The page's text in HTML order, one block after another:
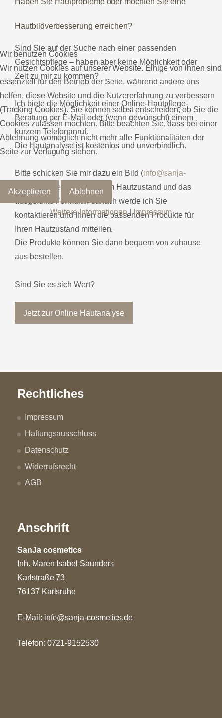
Hautbildverbesserung erreichen?
Sind Sie auf der Suche nach einer passenden
Gesichtspflege – haben aber keine Möglichkeit oder
Zeit zu mir zu kommen?
Ich biete die Möglichkeit einer Online-Hautpflege-
Beratung per E-Mail oder (wenn gewünscht) einem
kurzem Telefonanruf.
Die Hautanalyse ist kostenlos und unverbindlich.
Bitte schicken Sie mir dazu ein Bild (info@sanja-
cosmetics.de ) des aktuellem Hautzustand und das
ausgefüllte Formular, danach werde ich Sie
kontaktieren und Ihnen die passenden Produkte für
Ihren Hautzustand mitteilen.
Die Produkte können Sie dann bequem von zuhause
aus bestellen.
Sind Sie es sich Wert?
Jetzt zur Online Hautanalyse
Rechtliches
Impressum
Haftungsausschluss
Datenschutz
Widerrufsrecht
AGB
Anschrift
SanJa cosmetics
Inh. Maren Isabel Saunders
Karlstraße 73
76137 Karlsruhe
E-Mail: info@sanja-cosmetics.de
Telefon: 0721-9152530
Wir benutzen Cookies
Wir nutzen Cookies auf unserer Website. Einige von ihnen sind
essenziell für den Betrieb der Seite, während andere uns
helfen, diese Website und die Nutzererfahrung zu verbessern
(Tracking Cookies). Sie können selbst entscheiden, ob Sie die
Cookies zulassen möchten. Bitte beachten Sie, dass bei einer
Ablehnung womöglich nicht mehr alle Funktionalitäten der
Seite zur Verfügung stehen.
Akzeptieren Ablehnen
Weitere Informationen|Impressum